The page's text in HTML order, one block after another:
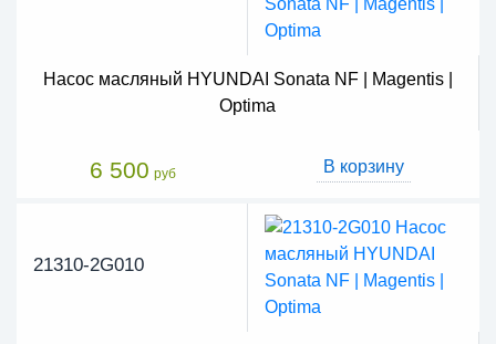
Насос масляный HYUNDAI Sonata NF | Magentis |
Optima
6 500 руб В корзину
21310-2G010